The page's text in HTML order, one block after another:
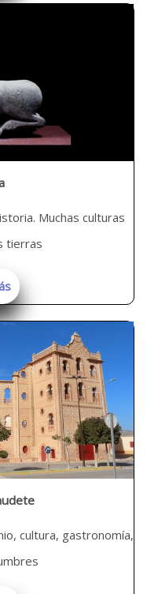
Muchas culturas
tierras
cultura, gastronomía,